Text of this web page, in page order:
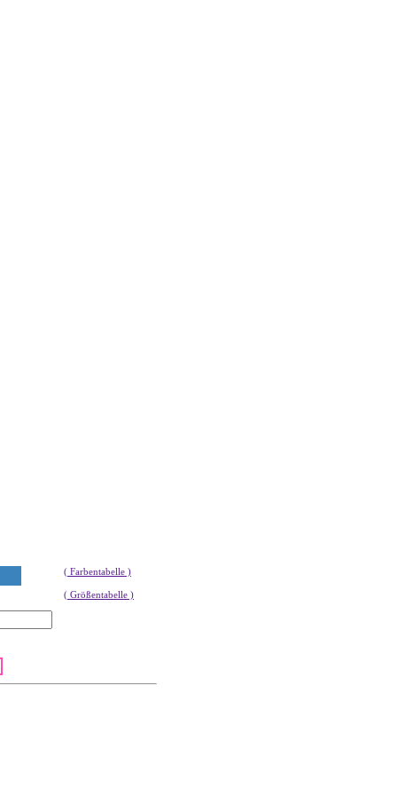
( Farbentabelle )
( Größentabelle )